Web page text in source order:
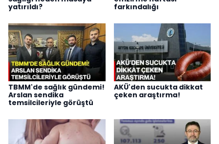
yatırıldı?
farkındalığı
TBMM'de sağlık gündemi!
Arslan sendika
temsilcileriyle görüştü
AKÜ'den sucukta dikkat
çeken araştırma!